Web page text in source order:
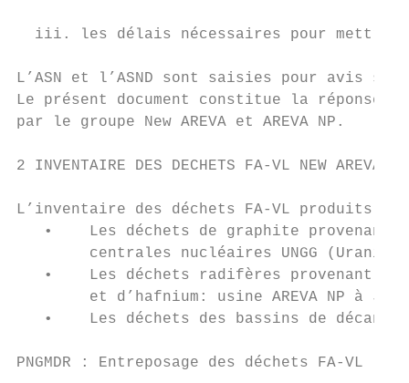
iii. les délais nécessaires pour mettre
L’ASN et l’ASND sont saisies pour avis sur
Le présent document constitue la réponse
par le groupe New AREVA et AREVA NP.
2 INVENTAIRE DES DECHETS FA-VL NEW AREVA
L’inventaire des déchets FA-VL produits par
•    Les déchets de graphite provenant
centrales nucléaires UNGG
•    Les déchets radifères provenant
et d’hafnium: usine AREVA NP à
•    Les déchets des bassins de
PNGMDR : Entreposage des déchets FA-